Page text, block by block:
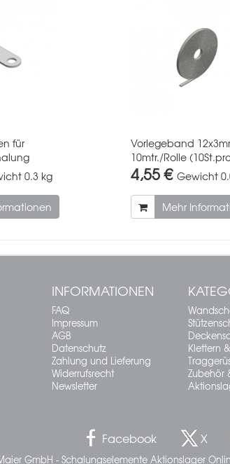
für
0.3 kg
Vorlegeband
10mtr./Rolle
4,55 € Gewicht
Mehr
INFORMATIONEN
FAQ
Impressum
AGB
Datenschutz
Zahlung und Lieferung
Widerrufsrecht
Newsletter
Klettern
Zubehör
Facebook X
GmbH - Schalungselemente Aktionslager